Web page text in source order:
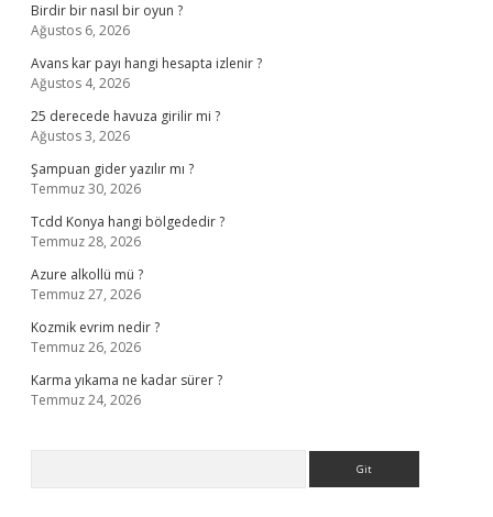
Birdir bir nasıl bir oyun ?
Ağustos 6, 2026
Avans kar payı hangi hesapta izlenir ?
Ağustos 4, 2026
25 derecede havuza girilir mi ?
Ağustos 3, 2026
Şampuan gider yazılır mı ?
Temmuz 30, 2026
Tcdd Konya hangi bölgededir ?
Temmuz 28, 2026
Azure alkollü mü ?
Temmuz 27, 2026
Kozmik evrim nedir ?
Temmuz 26, 2026
Karma yıkama ne kadar sürer ?
Temmuz 24, 2026